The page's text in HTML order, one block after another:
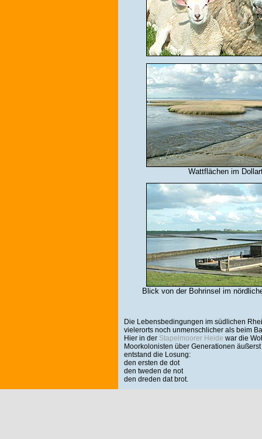
Wattflächen im
Blick von der Bohrinsel im
Die Lebensbedingungen im südlichen
vielerorts noch unmenschlicher als beim
Hier in der Stapelmoorer Heide war die
Moorkolonisten über Generationen
entstand die Losung:
den ersten de dot
den tweden de not
den dreden dat brot.